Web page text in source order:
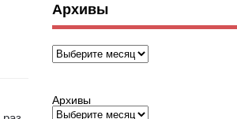
Архивы
Архивы
Архивы